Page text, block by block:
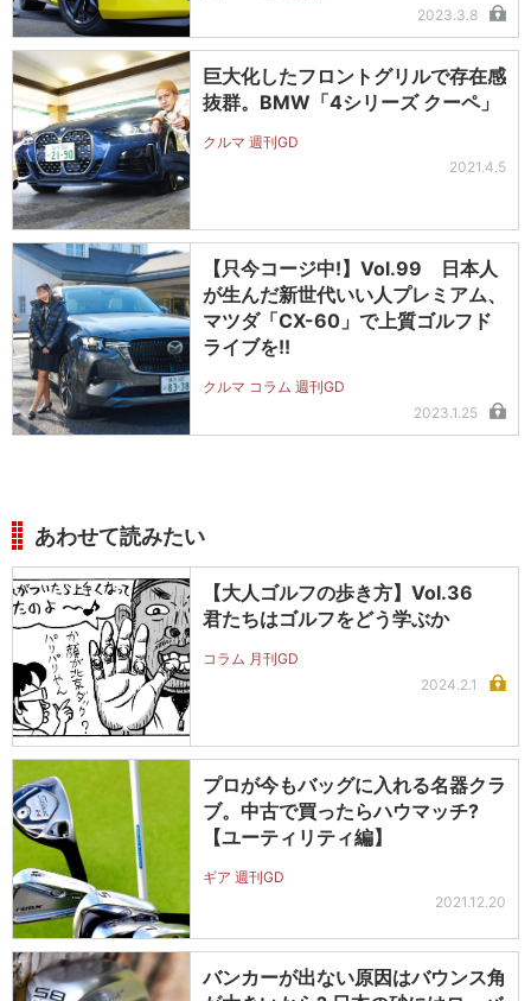
2023.3.8
巨大化したフロントグリルで存在感
抜群。BMW「4シリーズ クーペ」
クルマ 週刊GD
2021.4.5
【只今コージ中!】Vol.99 日本人
が生んだ新世代いい人プレミアム、
マツダ「CX-60」で上質ゴルフド
ライブを!!
クルマ コラム 週刊GD
2023.1.25
あわせて読みたい
【大人ゴルフの歩き方】Vol.36
君たちはゴルフをどう学ぶか
コラム 月刊GD
2024.2.1
プロが今もバッグに入れる名器クラ
ブ。中古で買ったらハウマッチ?
【ユーティリティ編】
ギア 週刊GD
2021.12.20
バンカーが出ない原因はバウンス角